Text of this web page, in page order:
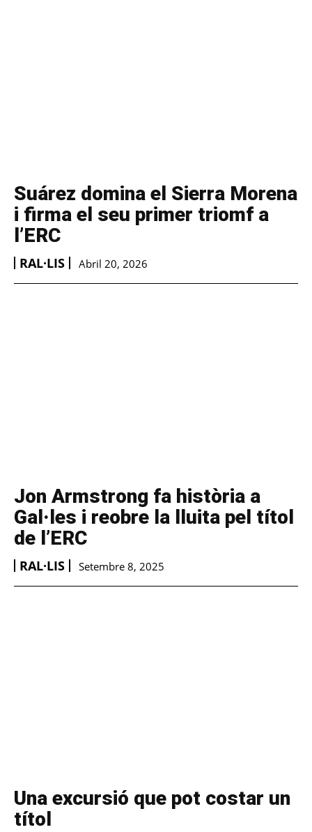
Suárez domina el Sierra Morena
i firma el seu primer triomf a
l’ERC
RAL·LIS Abril 20, 2026
Jon Armstrong fa història a
Gal·les i reobre la lluita pel títol
de l’ERC
RAL·LIS Setembre 8, 2025
Una excursió que pot costar un
títol